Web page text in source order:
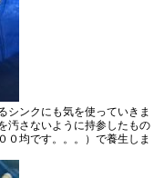
シンク にも気を使っていきま
汚さないように持参したもの
０均です。。。）で養生 しま